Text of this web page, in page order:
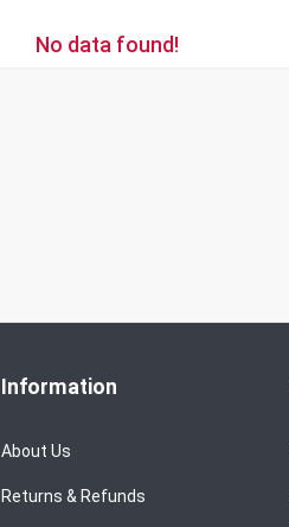
No data found!
Information
About Us
Returns & Refunds